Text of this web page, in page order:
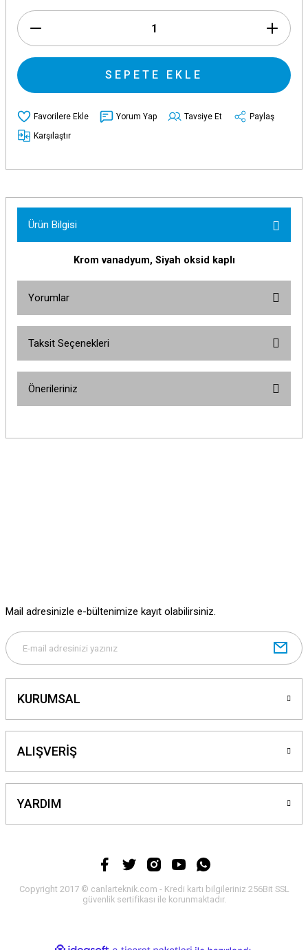
SEPETE EKLE
Yorum Yap Tavsiye Et
Paylaş
Karşılaştır
Ürün Bilgisi
Krom vanadyum, Siyah oksid kaplı
Yorumlar
Taksit Seçenekleri
Önerileriniz
yetersiz gördüğünüz noktaları öneri formunu kullanarak tarafımıza
Gönder
Mail adresinizle e-bültenimize kayıt olabilirsiniz.
KURUMSAL
ALIŞVERİŞ
YARDIM
Copyright 2017 © canlarteknik.com - Kredi kartı bilgileriniz 256Bit SSL
güvenlik sertifikası ile korunmaktadır.